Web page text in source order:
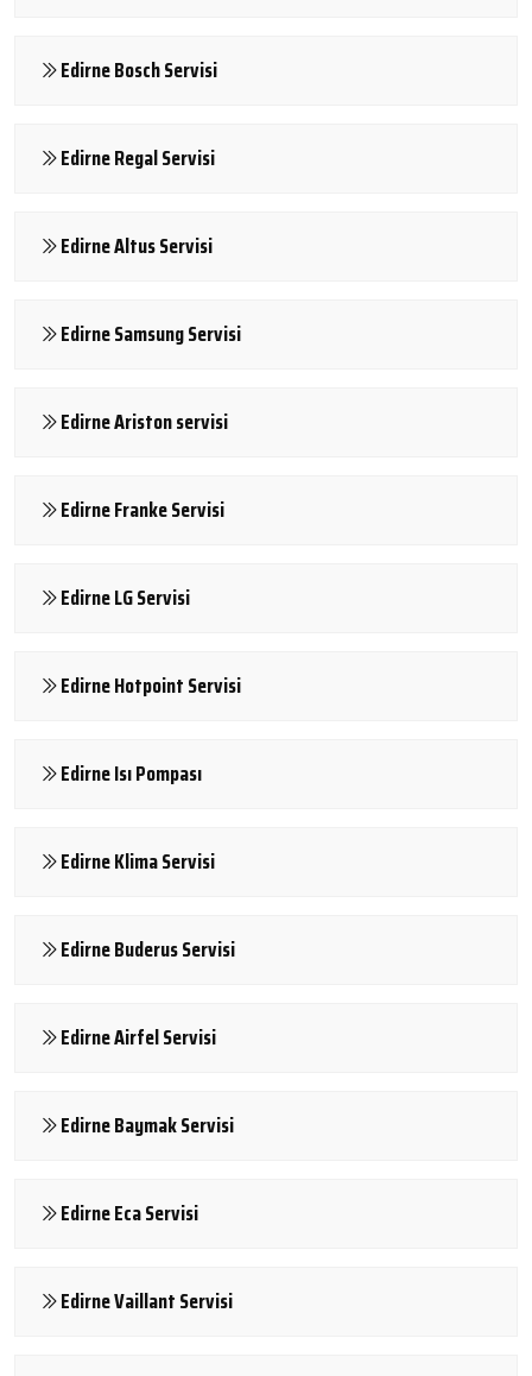
Edirne Bosch Servisi
Edirne Regal Servisi
Edirne Altus Servisi
Edirne Samsung Servisi
Edirne Ariston servisi
Edirne Franke Servisi
Edirne LG Servisi
Edirne Hotpoint Servisi
Edirne Isı Pompası
Edirne Klima Servisi
Edirne Buderus Servisi
Edirne Airfel Servisi
Edirne Baymak Servisi
Edirne Eca Servisi
Edirne Vaillant Servisi